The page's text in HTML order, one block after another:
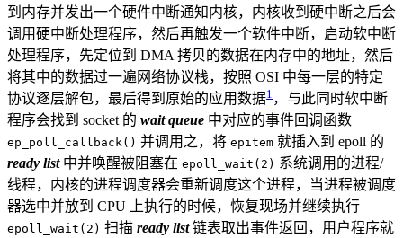
到内存并发出一个硬件中断通知内核，内核收到硬中断之后会
调用硬中断处理程序，然后再触发一个软件中断，启动软中断
处理程序，先定位到 DMA 拷贝的数据在内存中的地址，然后
将其中的数据过一遍网络协议栈，按照 OSI 中每一层的特定
协议逐层解包，最后得到原始的应用数据1 ，与此同时软中断
程序会找到 socket 的 wait queue 中对应的事件回调函数
ep_poll_callback() 并调用之，将 epitem 就插入到 epoll 的
ready list中并唤醒被阻塞在 epoll_wait(2) 系统调用的进程/
线程，内核的进程调度器会重新调度这个进程，当进程被调度
器选中并放到 CPU 上执行的时候，恢复现场并继续执行
epoll_wait(2) 扫描 ready list链表取出事件返回，用户程序就